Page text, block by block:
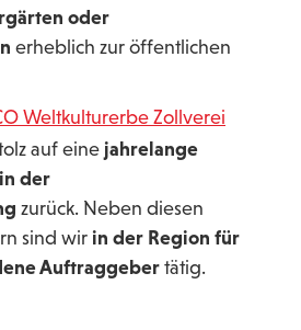
oder
erheblich zur öffentlichen
Weltkulturerbe Zollverei
auf eine jahrelange
der
zurück. Neben diesen
sind wir in der Region für
Auftraggeber tätig.